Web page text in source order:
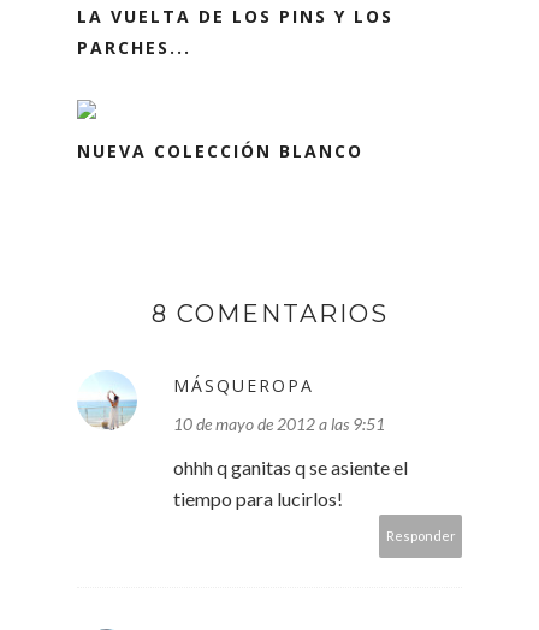
LA VUELTA DE LOS PINS Y LOS
PARCHES...
NUEVA COLECCIÓN BLANCO
8 COMENTARIOS
MÁSQUEROPA
10 de mayo de 2012 a las 9:51
ohhh q ganitas q se asiente el
tiempo para lucirlos!
Responder